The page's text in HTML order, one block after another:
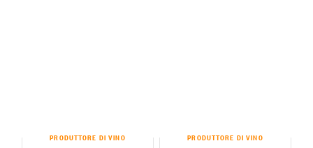
PRODUTTORE DI VINO PRODUTTORE DI VINO